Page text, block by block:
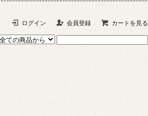
ログイン 会員登録 カートを見る